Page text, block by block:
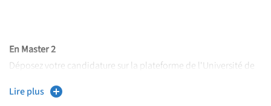
En Master 2
Déposez votre candidature sur la plateforme de l'Université de
sinscrire/ecandidat
Lire plus